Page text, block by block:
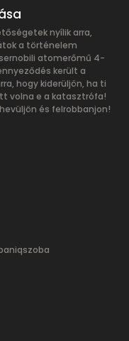
nyílik arra,
a történelem
atomerőmű 4-
került a
hogy kiderüljön, ha ti
volna e a katasztrófa!
és felrobbanjon!